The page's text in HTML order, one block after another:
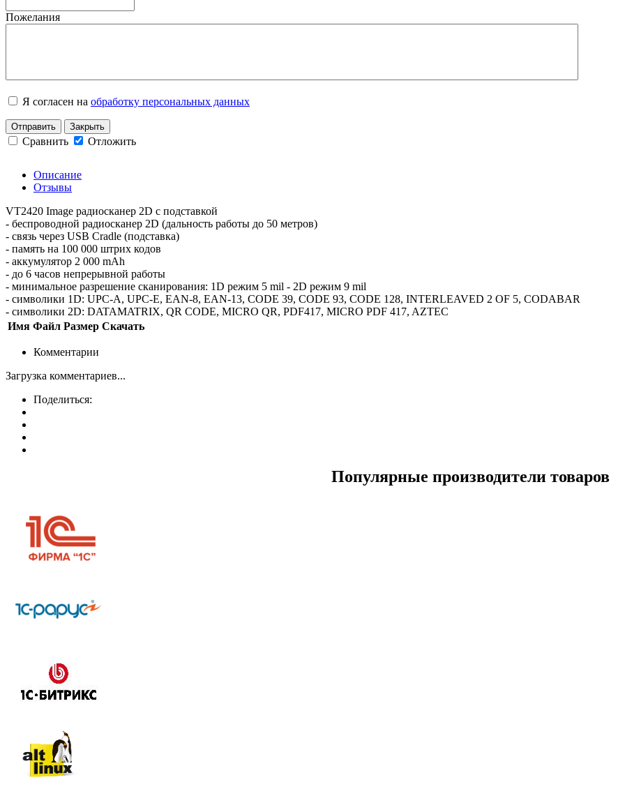
Пожелания
Я согласен на обработку персональных данных
Отправить Закрыть
Сравнить Отложить
Описание
Отзывы
VT2420 Image радиосканер 2D с подставкой
- беспроводной радиосканер 2D (дальность работы до 50 метров)
- связь через USB Cradle (подставка)
- память на 100 000 штрих кодов
- аккумулятор 2 000 mAh
- до 6 часов непрерывной работы
- минимальное разрешение сканирования: 1D режим 5 mil - 2D режим 9 mil
- символики 1D: UPC-A, UPC-E, EAN-8, EAN-13, CODE 39, CODE 93, CODE 128, INTERLEAVED 2 OF 5, CODABAR
- символики 2D: DATAMATRIX, QR CODE, MICRO QR, PDF417, MICRO PDF 417, AZTEC
Имя Файл Размер Скачать
Комментарии
Загрузка комментариев...
Поделиться:
Популярные производители товаров